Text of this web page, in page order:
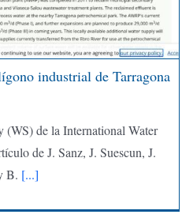
industrial de Tarragona
(WS) de la International Water
de J. Sanz, J. Suescun, J.
B. [...]